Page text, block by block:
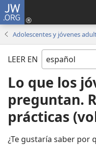
JW.ORG
Adolescentes y jóvenes
LEER EN
Lo que los
preguntan.
prácticas
¿Te gustaría saber por